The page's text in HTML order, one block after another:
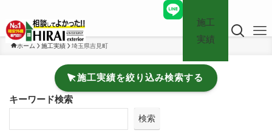
施工
実績
ホーム 施工実績 埼玉県吉見町
施工実績を絞り込み検索する
キーワード検索
検索